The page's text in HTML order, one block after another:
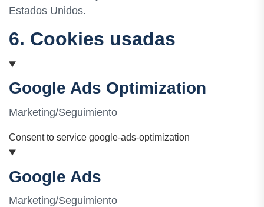
Estados Unidos.
6. Cookies usadas
Google Ads Optimization
Marketing/Seguimiento
Consent to service google-ads-optimization
Google Ads
Marketing/Seguimiento